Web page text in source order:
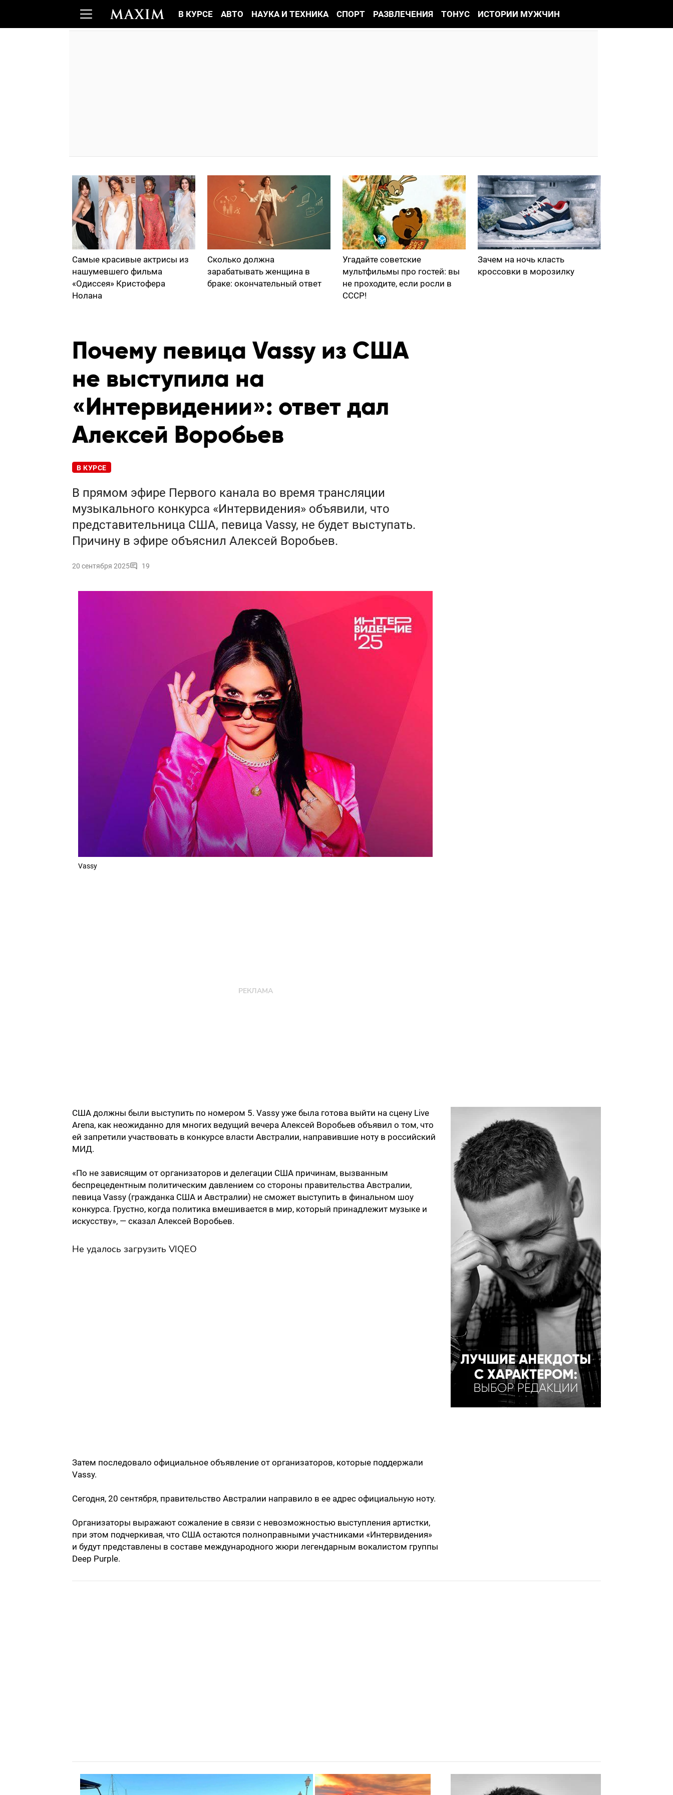
В КУРСЕ АВТО НАУКА И ТЕХНИКА СПОРТ РАЗВЛЕЧЕНИЯ ТОНУС ИСТОРИИ МУЖЧИН
Самые красивые актрисы из
нашумевшего фильма
«Одиссея» Кристофера
Нолана
Сколько должна
зарабатывать женщина в
браке: окончательный ответ
Угадайте советские
мультфильмы про гостей: вы
не проходите, если росли в
СССР!
Зачем на ночь класть
кроссовки в морозилку
Почему певица Vassy из США
не выступила на
«Интервидении»: ответ дал
Алексей Воробьев
В КУРСЕ
В прямом эфире Первого канала во время трансляции
музыкального конкурса «Интервидения» объявили, что
представительница США, певица Vassy, не будет выступать.
Причину в эфире объяснил Алексей Воробьев.
20 сентября 2025 19
Vassy
США должны были выступить по номером 5. Vassy уже была готова выйти на сцену Live
Arena, как неожиданно для многих ведущий вечера Алексей Воробьев объявил о том, что
ей запретили участвовать в конкурсе власти Австралии, направившие ноту в российский
МИД.
«По не зависящим от организаторов и делегации США причинам, вызванным
беспрецедентным политическим давлением со стороны правительства Австралии,
певица Vassy (гражданка США и Австралии) не сможет выступить в финальном шоу
конкурса. Грустно, когда политика вмешивается в мир, который принадлежит музыке и
искусству», — сказал Алексей Воробьев.
Не удалось загрузить VIQEO
Затем последовало официальное объявление от организаторов, которые поддержали
Vassy.
Сегодня, 20 сентября, правительство Австралии направило в ее адрес официальную ноту.
Организаторы выражают сожаление в связи с невозможностью выступления артистки,
при этом подчеркивая, что США остаются полноправными участниками «Интервидения»
и будут представлены в составе международного жюри легендарным вокалистом группы
Deep Purple.